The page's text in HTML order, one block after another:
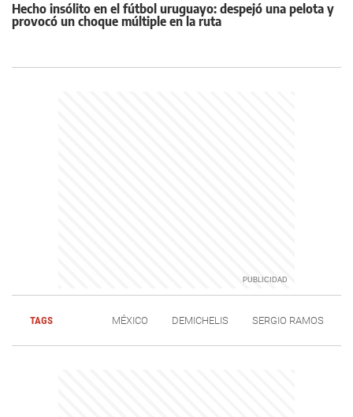
Hecho insólito en el fútbol uruguayo: despejó una pelota y
provocó un choque múltiple en la ruta
TAGS MÉXICO DEMICHELIS SERGIO RAMOS